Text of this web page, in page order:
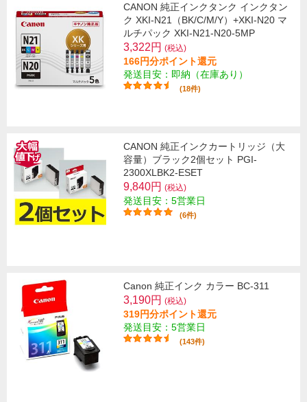
CANON 純正インクタンク インクタン
ク XKI-N21（BK/C/M/Y）+XKI-N20 マ
ルチパック XKI-N21-N20-5MP
3,322円 (税込)
166円分ポイント還元
発送目安：即納（在庫あり）
(18件)
CANON 純正インクカートリッジ（大
容量）ブラック2個セット PGI-
2300XLBK2-ESET
9,840円 (税込)
発送目安：5営業日
(6件)
Canon 純正インク カラー BC-311
3,190円 (税込)
319円分ポイント還元
発送目安：5営業日
(143件)